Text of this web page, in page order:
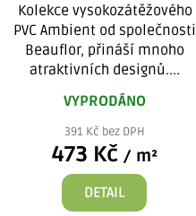
Kolekce vysokozátěžového
PVC Ambient od společnosti
Beauflor, přináší mnoho
atraktivních designů....
VYPRODÁNO
391 Kč bez DPH
473 Kč / m²
DETAIL